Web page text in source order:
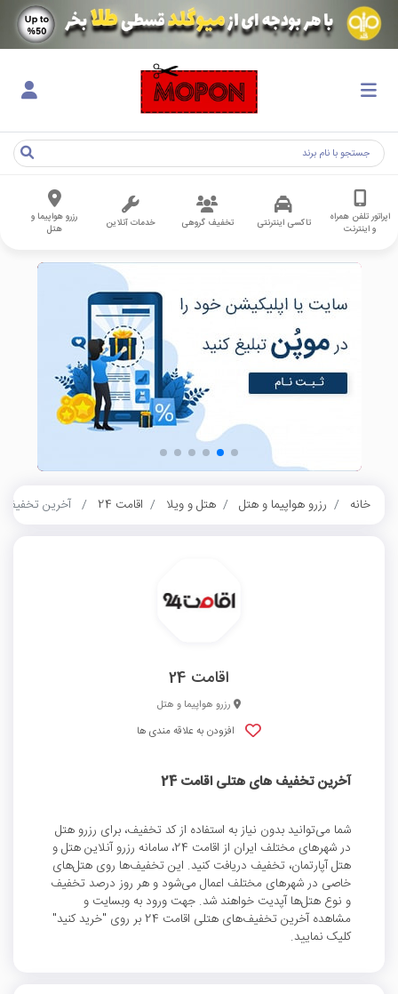
اپراتور تلفن همراه
و اینترنت
تاکسی اینترنتی تخفیف گروهی خدمات آنلاین
رزرو هواپیما و
هتل
خانه رزرو هواپیما و هتل هتل و ویلا اقامت 24 آخرین تخفیف
اقامت 24
رزرو هواپیما و هتل
افزودن به علاقه مندی ها
آخرین تخفیف های هتلی اقامت 24
شما می‌توانید بدون نیاز به استفاده از کد تخفیف، برای رزرو هتل
در شهرهای مختلف ایران از اقامت 24، سامانه رزرو آنلاین هتل و
هتل آپارتمان، تخفیف دریافت کنید. این تخفیف‌ها روی هتل‌های
خاصی در شهرهای مختلف اعمال می‌شود و هر روز درصد تخفیف
و نوع هتل‌ها آپدیت خواهند شد. جهت ورود به وبسایت و
مشاهده آخرین تخفیف‌های هتلی اقامت 24 بر روی "خرید کنید"
کلیک نمایید.